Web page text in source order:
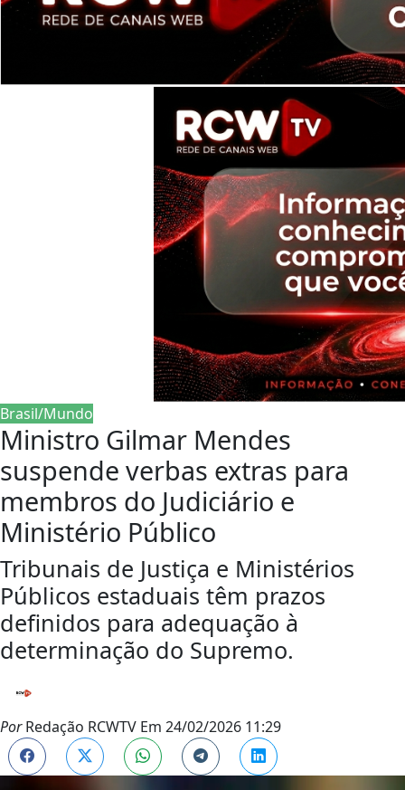
Brasil/Mundo
Ministro Gilmar Mendes
suspende verbas extras para
membros do Judiciário e
Ministério Público
Tribunais de Justiça e Ministérios
Públicos estaduais têm prazos
definidos para adequação à
determinação do Supremo.
PorRedação RCWTV Em 24/02/2026 11:29